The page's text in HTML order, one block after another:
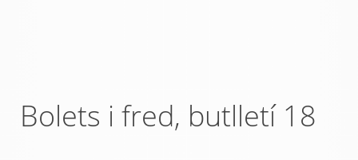
Bolets i fred, butlletí 18